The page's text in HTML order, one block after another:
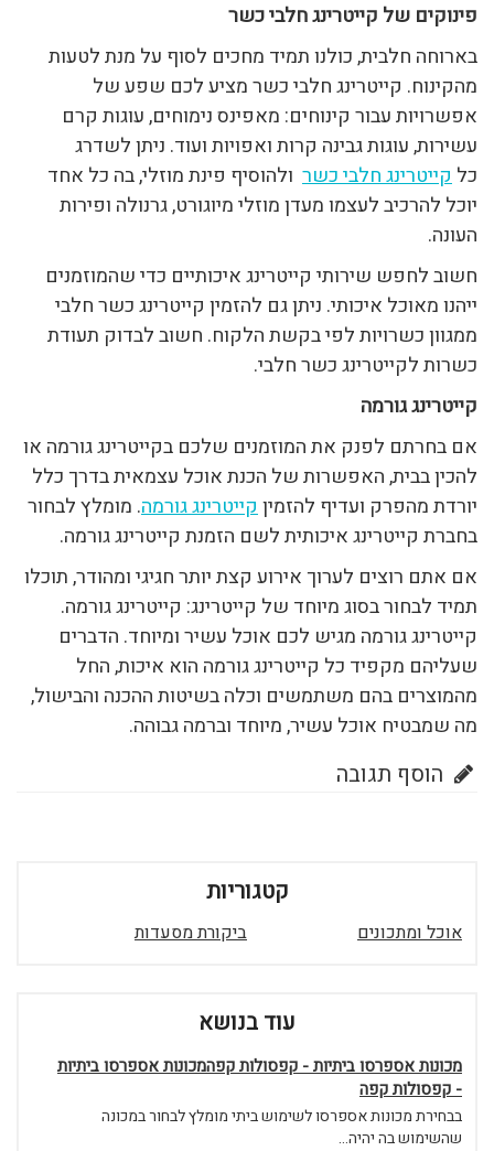
פינוקים של קייטרינג חלבי כשר
בארוחה חלבית, כולנו תמיד מחכים לסוף על מנת לטעות
מהקינוח. קייטרינג חלבי כשר מציע לכם שפע של
אפשרויות עבור קינוחים: מאפינס נימוחים, עוגות קרם
עשירות, עוגות גבינה קרות ואפויות ועוד. ניתן לשדרג
כלקייטרינג חלבי כשר ולהוסיף פינת מוזלי, בה כל אחד
יוכל להרכיב לעצמו מעדן מוזלי מיוגורט, גרנולה ופירות
העונה.
חשוב לחפש שירותי קייטרינג איכותיים כדי שהמוזמנים
ייהנו מאוכל איכותי. ניתן גם להזמין קייטרינג כשר חלבי
ממגוון כשרויות לפי בקשת הלקוח. חשוב לבדוק תעודת
כשרות לקייטרינג כשר חלבי.
קייטרינג גורמה
אם בחרתם לפנק את המוזמנים שלכם בקייטרינג גורמה או
להכין בבית, האפשרות של הכנת אוכל עצמאית בדרך כלל
יורדת מהפרק ועדיף להזמיןקייטרינג גורמה. מומלץ לבחור
בחברת קייטרינג איכותית לשם הזמנת קייטרינג גורמה.
אם אתם רוצים לערוך אירוע קצת יותר חגיגי ומהודר, תוכלו
תמיד לבחור בסוג מיוחד של קייטרינג: קייטרינג גורמה.
קייטרינג גורמה מגיש לכם אוכל עשיר ומיוחד. הדברים
שעליהם מקפיד כל קייטרינג גורמה הוא איכות, החל
מהמוצרים בהם משתמשים וכלה בשיטות ההכנה והבישול,
מה שמבטיח אוכל עשיר, מיוחד וברמה גבוהה.
הוסף תגובה
קטגוריות
אוכל ומתכונים ביקורת מסעדות
עוד בנושא
מכונות אספרסו ביתיות - קפסולות קפהמכונות אספרסו ביתיות
- קפסולות קפה
בבחירת מכונות אספרסו לשימוש ביתי מומלץ לבחור במכונה
שהשימוש בה יהיה...